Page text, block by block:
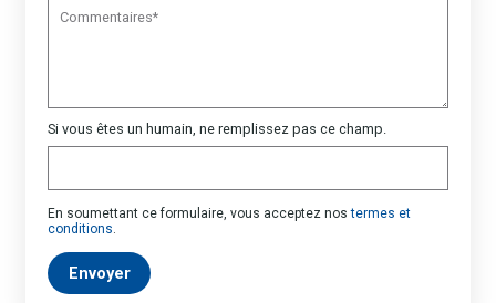
Si vous êtes un humain, ne remplissez pas ce champ.
En soumettant ce formulaire, vous acceptez nostermes et
conditions.
Envoyer